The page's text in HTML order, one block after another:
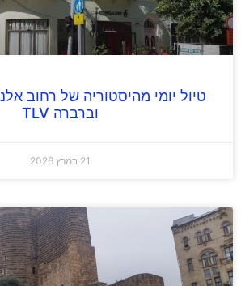
טיול יומי מהיסטוריה של רחוב
וברברה TLV